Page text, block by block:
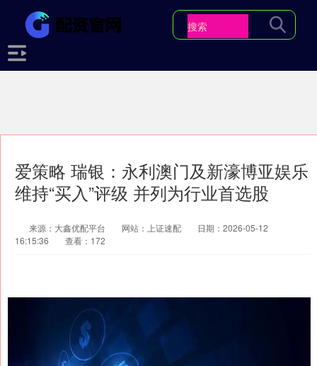
爱策略 瑞银：永利澳门及新濠博亚娱乐
维持“买入”评级 并列为行业首选股
来源：大鑫优配平台 网站：上证速配
日期：2026-05-12
16:15:36
查看：172